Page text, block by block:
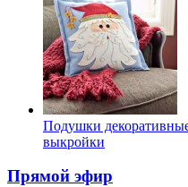
Подушки
выкройки
Прямой эфир